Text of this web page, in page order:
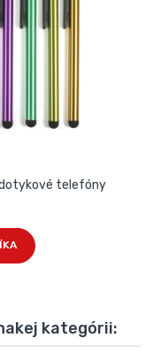
telefóny
kategórii: